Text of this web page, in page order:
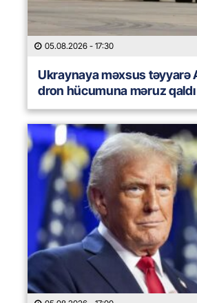
05.08.2026 - 17:30
Ukraynaya məxsus təyyarə
dron hücumuna məruz qaldı